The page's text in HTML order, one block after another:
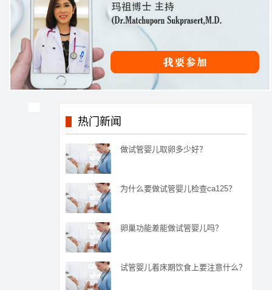
热门新闻
做试管婴儿取卵多少好？
为什么要做试管婴儿检查ca125？
卵巢功能差能做试管婴儿吗？
试管婴儿着床期饮食上要注意什么？